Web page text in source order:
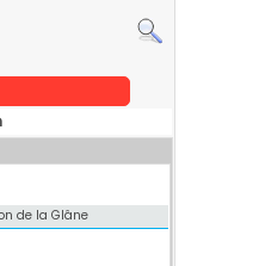
de la Glâne